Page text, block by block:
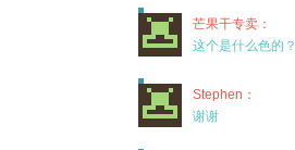
芒果干专卖：
这个是什么色的？
Stephen：
谢谢